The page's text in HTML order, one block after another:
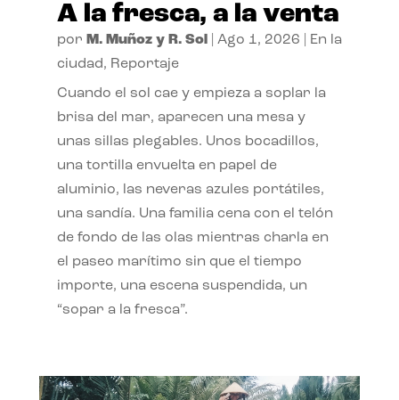
A la fresca, a la venta
por M. Muñoz y R. Sol| Ago 1, 2026
En la
ciudad, Reportaje
Cuando el sol cae y empieza a soplar la
brisa del mar, aparecen una mesa y
unas sillas plegables. Unos bocadillos,
una tortilla envuelta en papel de
aluminio, las neveras azules portátiles,
una sandía. Una familia cena con el telón
de fondo de las olas mientras charla en
el paseo marítimo sin que el tiempo
importe, una escena suspendida, un
“sopar a la fresca”.